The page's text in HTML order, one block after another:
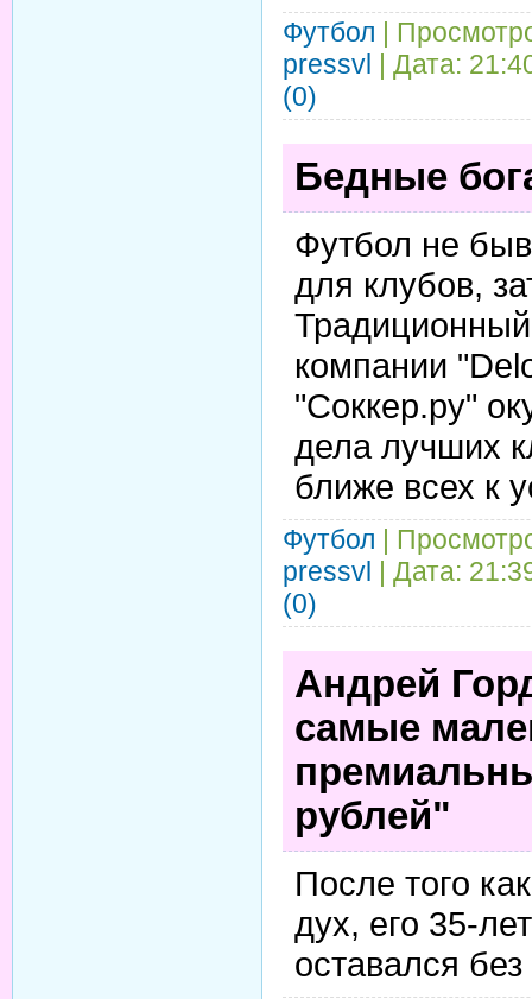
Футбол |
pressvl | Дата:
(0)
Бедные
Футбол не
для клубов,
Традиционный
компании
"Соккер.ру"
дела лучших
ближе всех к
Футбол |
pressvl | Дата:
(0)
Андрей
самые
рублей"
После того
дух, его 35-
оставался